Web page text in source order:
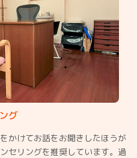
グ
かけてお話をお聞きしたほうが
セリングを推奨しています。過